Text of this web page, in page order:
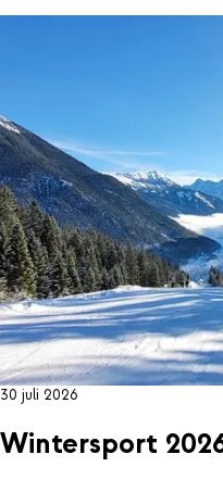
30 juli 2026
Wintersport